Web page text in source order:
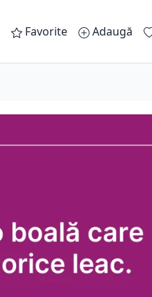
Favorite Adaugă